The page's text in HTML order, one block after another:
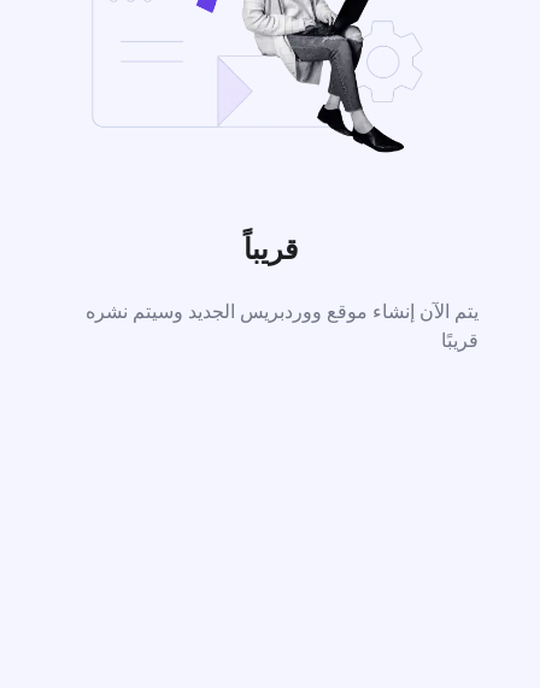
قريباً
يتم الآن إنشاء موقع ووردبريس الجديد وسيتم نشره
قريبًا